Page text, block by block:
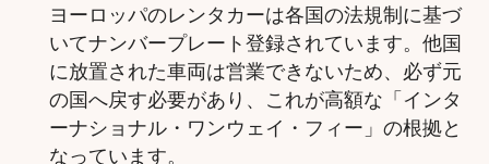
ヨーロッパのレンタカーは各国の法規制に基づ
いてナンバープレート登録されています。他国
に放置された車両は営業できないため、必ず元
の国へ戻す必要があり、これが高額な「インタ
ーナショナル・ワンウェイ・フィー」の根拠と
なっています。